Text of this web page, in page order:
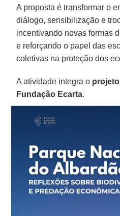
A proposta é transformar o
diálogo, sensibilização e
incentivando novas formas
e reforçando o papel das
coletivas na proteção dos
A atividade integra o
Fundação Ecarta.